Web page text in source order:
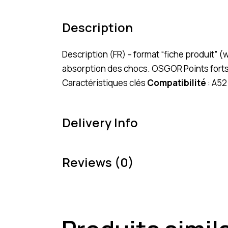
Description
Description (FR) – format “fiche produit”
absorption des chocs. OSGOR Points
Caractéristiques clés Compatibilité :
Delivery Info
Reviews (0)